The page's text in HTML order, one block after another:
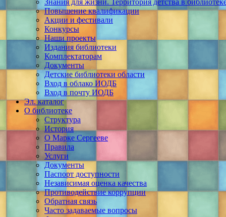
Знания для жизни. Территория детства в
Повышение квалификации
Акции и фестивали
Конкурсы
Наши проекты
Издания библиотеки
Комплектаторам
Документы
Детские библиотеки области
Вход в облако ИОДБ
Вход в почту ИОДБ
Эл. каталог
О библиотеке
Структура
История
О Марке Сергееве
Правила
Услуги
Документы
Паспорт доступности
Независимая оценка качества
Противодействие коррупции
Обратная связь
Часто задаваемые вопросы